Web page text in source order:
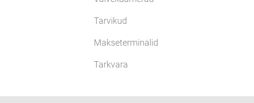
Tarvikud
Makseterminalid
Tarkvara